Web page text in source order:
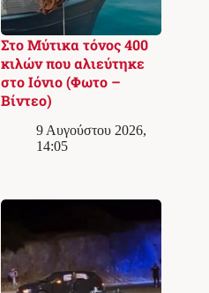
Στο Μύτικα τόνος 400
κιλών που αλιεύτηκε
στο Ιόνιο (Φωτο –
Βίντεο)
9 Αυγούστου 2026,
14:05